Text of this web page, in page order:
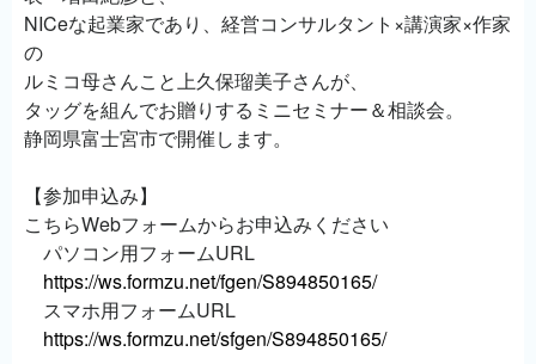
NICeな起業家であり、経営コンサルタント×講演家×作家
の
ルミコ母さんこと上久保瑠美子さんが、
タッグを組んでお贈りするミニセミナー＆相談会。
静岡県富士宮市で開催します。
【参加申込み】
こちらWebフォームからお申込みください
パソコン用フォームURL
https://ws.formzu.net/fgen/S894850165/
スマホ用フォームURL
https://ws.formzu.net/sfgen/S894850165/